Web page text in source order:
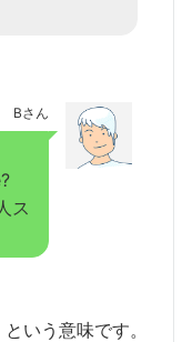
Bさん
ス
いう意味です。